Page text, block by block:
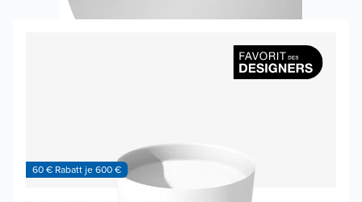
60 € Rabatt je 600 €